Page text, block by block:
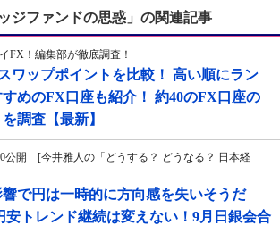
ジファンドの思惑」の関連記事
FX！編集部が徹底調査！
ワップポイントを比較！ 高い順にラン
めのFX口座も紹介！ 約40のFX口座の
調査【最新】
公開 [今井雅人の「どうする？ どうなる？ 日本経
響で円は一時的に方向感を失いそうだ
安トレンド継続は変えない！9月日銀会合